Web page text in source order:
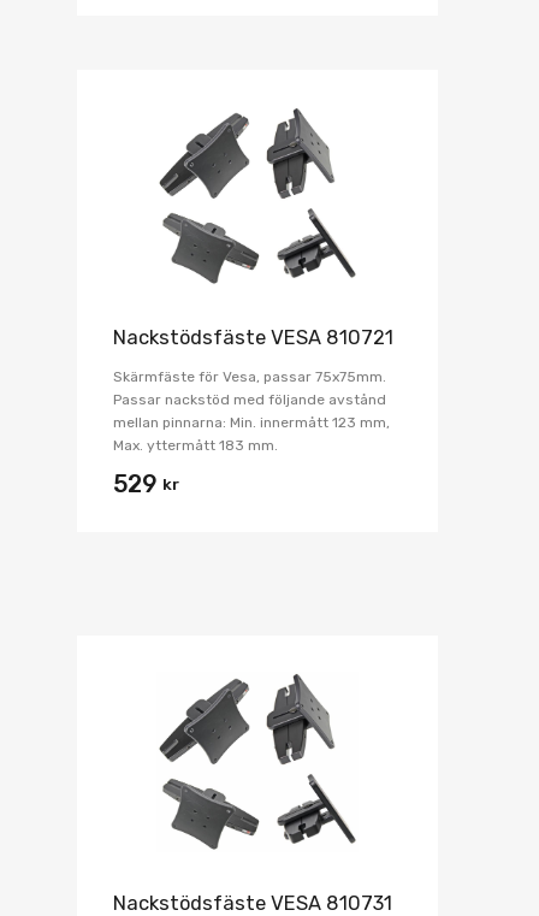
Nackstödsfäste VESA 810721
Skärmfäste för Vesa, passar 75x75mm.
Passar nackstöd med följande avstånd
mellan pinnarna: Min. innermått 123 mm,
Max. yttermått 183 mm.
529 kr
Nackstödsfäste VESA 810731